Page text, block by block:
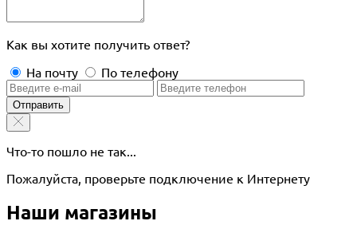
Как вы хотите получить ответ?
На почту
По телефону
Отправить
Что-то пошло не так...
Пожалуйста, проверьте подключение к Интернету
Наши магазины